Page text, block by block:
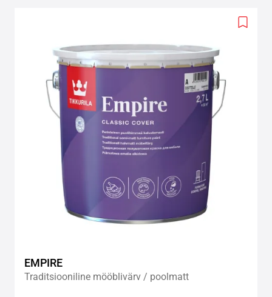
Add
EMPIRE
Traditsiooniline mööblivärv / poolmatt